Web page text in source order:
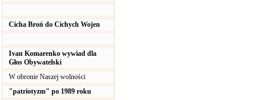
Cicha Broń do Cichych Wojen
Ivan Komarenko wywiad dla
Głos Obywatelski
W obronie Naszej wolności
"patriotyzm" po 1989 roku